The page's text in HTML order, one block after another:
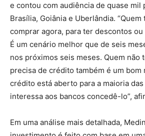
e contou com audiência de quase mil
Brasília, Goiânia e Uberlândia.
comprar agora, para ter descontos
É um cenário melhor que de seis
nos próximos seis meses. Quem não
precisa de crédito também é um bom
crédito está aberto para a maioria
interessa aos bancos concedê-lo”,
Em uma análise mais detalhada,